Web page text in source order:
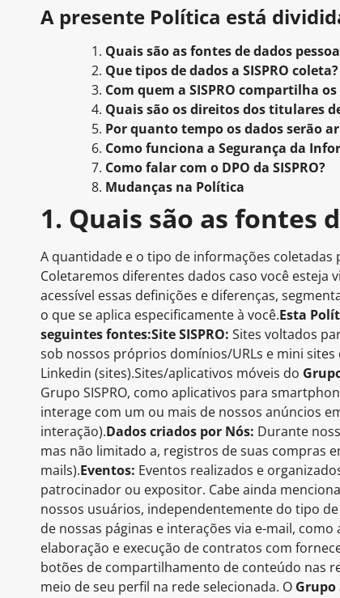
A presente Política está
Quais são as fontes de dados
Que tipos de dados a SISPRO coleta?
Com quem a SISPRO compartilha
Quais são os direitos dos titulares
Por quanto tempo os dados serão
Como funciona a Segurança da
Como falar com o DPO da SISPRO?
Mudanças na Política
1. Quais são as fontes
A quantidade e o tipo de informações coletadas
Coletaremos diferentes dados caso você
acessível essas definições e diferenças,
o que se aplica especificamente à você.Esta
seguintes fontes:Site SISPRO: Sites voltados
sob nossos próprios domínios/URLs e mini
Linkedin (sites).Sites/aplicativos móveis do
Grupo SISPRO, como aplicativos para
interage com um ou mais de nossos anúncios
interação).Dados criados por Nós: Durante
mas não limitado a, registros de suas compras
mails).Eventos: Eventos realizados e
patrocinador ou expositor. Cabe ainda
nossos usuários, independentemente do tipo
de nossas páginas e interações via e-mail,
elaboração e execução de contratos com
botões de compartilhamento de conteúdo nas
meio de seu perfil na rede selecionada. O Grupo